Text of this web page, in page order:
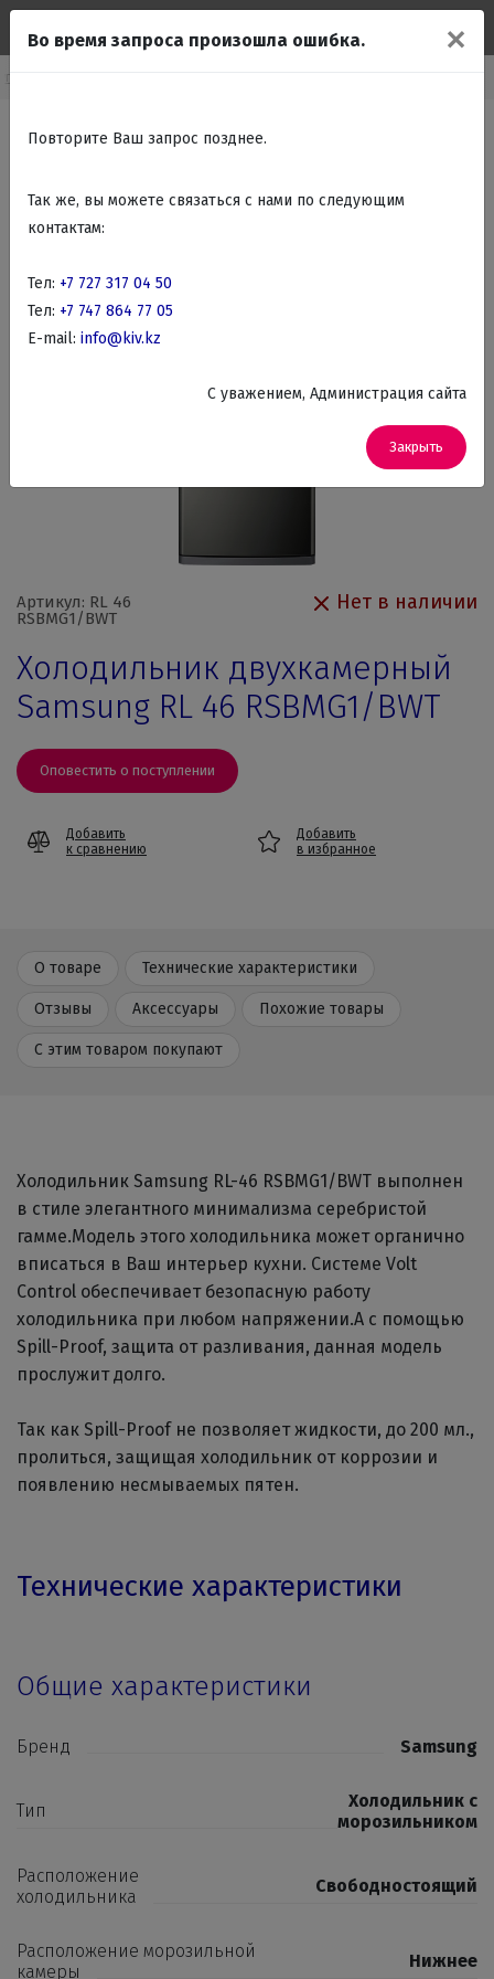
бытовая техника
Артикул: RL 46
RSBMG1/BWT
Нет в наличии
Холодильник двухкамерный
Samsung RL 46 RSBMG1/BWT
Оповестить о поступлении
Добавить
к сравнению
Добавить
в избранное
О товаре Технические характеристики
Отзывы Аксессуары Похожие товары
С этим товаром покупают
Холодильник Samsung RL-46 RSBMG1/BWT выполнен
в стиле элегантного минимализма серебристой
гамме.Модель этого холодильника может органично
вписаться в Ваш интерьер кухни. Системе Volt
Control обеспечивает безопасную работу
холодильника при любом напряжении.А с помощью
Spill-Proof, защита от разливания, данная модель
прослужит долго.
Так как Spill-Proof не позволяет жидкости, до 200 мл.,
пролиться, защищая холодильник от коррозии и
появлению несмываемых пятен.
Технические характеристики
Общие характеристики
Бренд Samsung
Тип
Холодильник с
морозильником
Расположение
холодильника
Свободностоящий
Расположение морозильной
камеры
Нижнее
✕
Во время запроса произошла ошибка.
Повторите Ваш запрос позднее.
Так же, вы можете связаться с нами по следующим
контактам:
Тел: +7 727 317 04 50
Тел: +7 747 864 77 05
E-mail: info@kiv.kz
C уважением, Администрация сайта
Закрыть